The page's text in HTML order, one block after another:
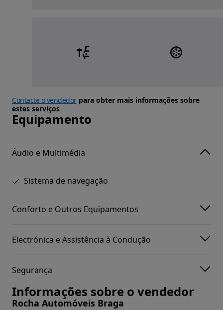
Contacte o vendedorpara obter mais informações sobre
estes serviços
Equipamento
Áudio e Multimédia
Sistema de navegação
Conforto e Outros Equipamentos
Electrónica e Assistência à Condução
Segurança
Informações sobre o vendedor
Rocha Automóveis Braga